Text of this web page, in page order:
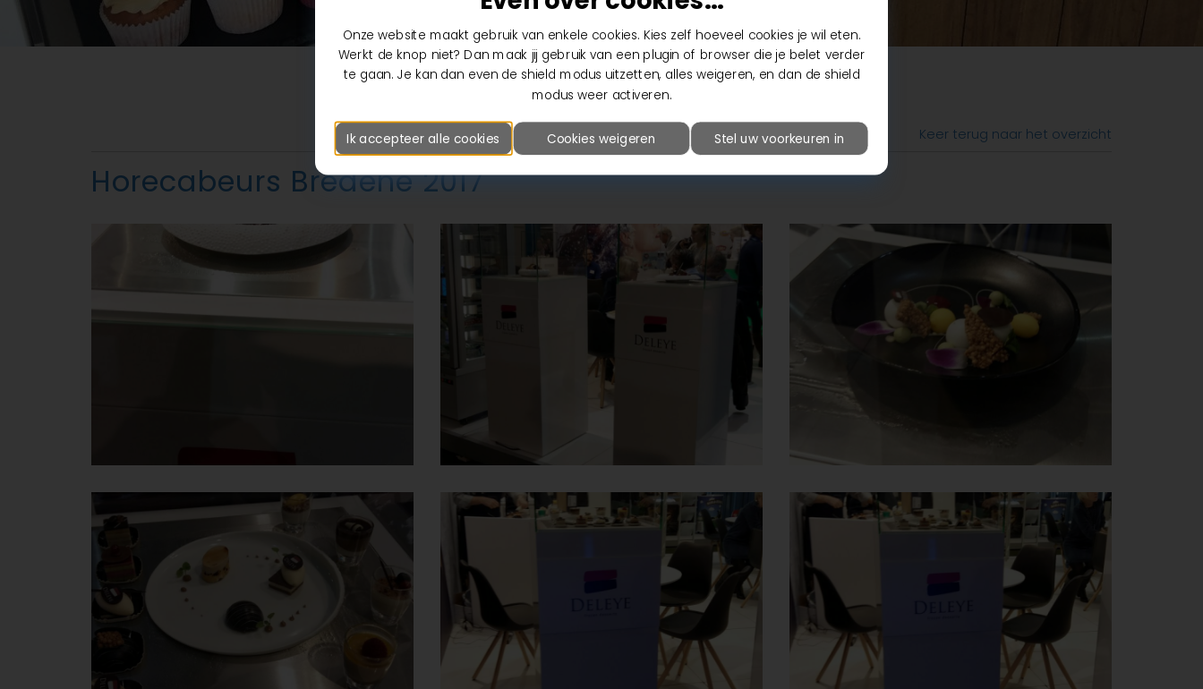
Keer terug naar het overzicht
Horecabeurs Bredene 2017
Onze website maakt gebruik van enkele cookies. Kies zelf hoeveel cookies je wil eten.
Werkt de knop niet? Dan maak jij gebruik van een plugin of browser die je belet verder
te gaan. Je kan dan even de shield modus uitzetten, alles weigeren, en dan de shield
modus weer activeren.
Ik accepteer alle cookies Cookies weigeren Stel uw voorkeuren in